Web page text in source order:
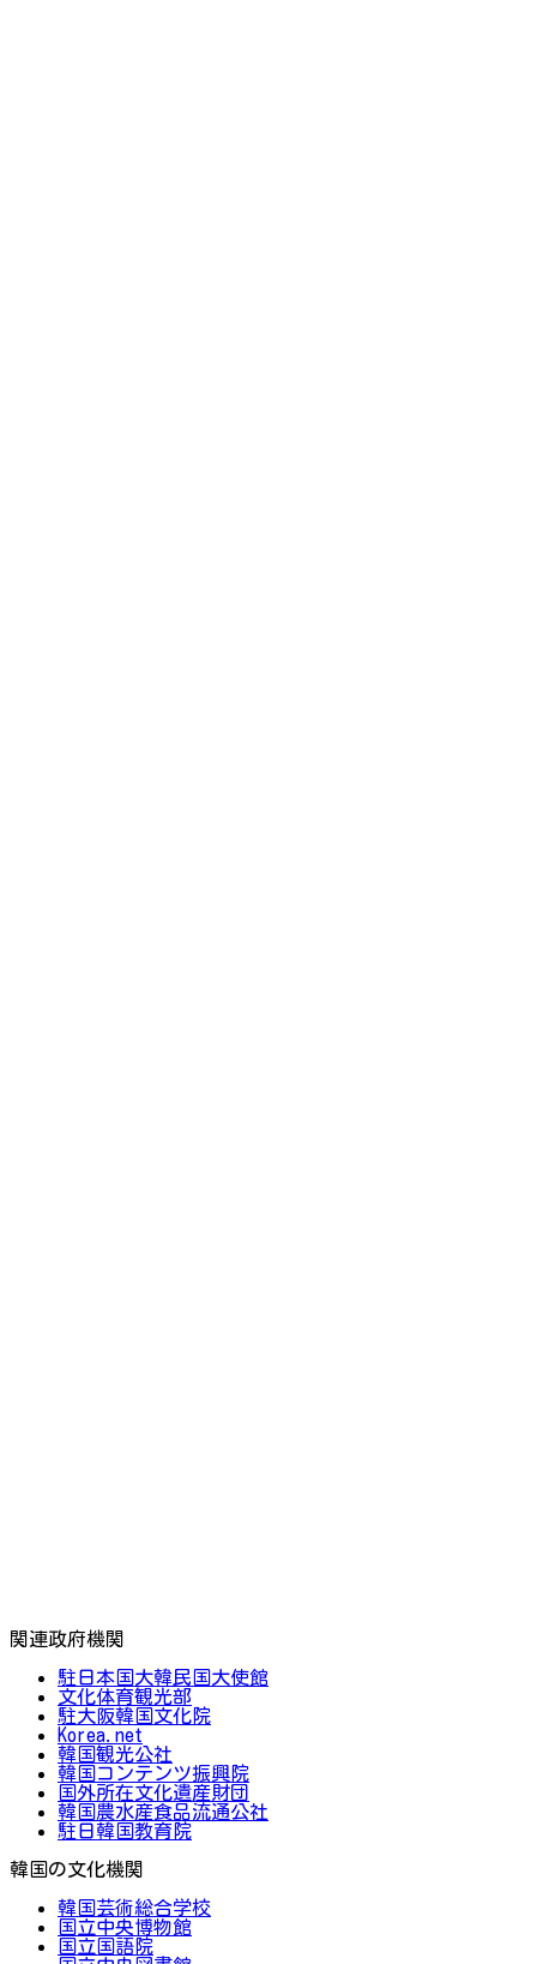
関連政府機関
駐日本国大韓民国大使館
文化体育観光部
駐大阪韓国文化院
Korea.net
韓国観光公社
韓国コンテンツ振興院
国外所在文化遺産財団
韓国農水産食品流通公社
駐日韓国教育院
韓国の文化機関
韓国芸術総合学校
国立中央博物館
国立国語院